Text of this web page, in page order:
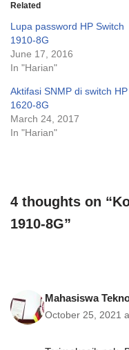
Related
Lupa password HP Switch
1910-8G
June 17, 2016
In "Harian"
Aktifasi SNMP di switch HP
1620-8G
March 24, 2017
In "Harian"
4 thoughts on
1910-8G”
Mahasiswa
October 25, 2021